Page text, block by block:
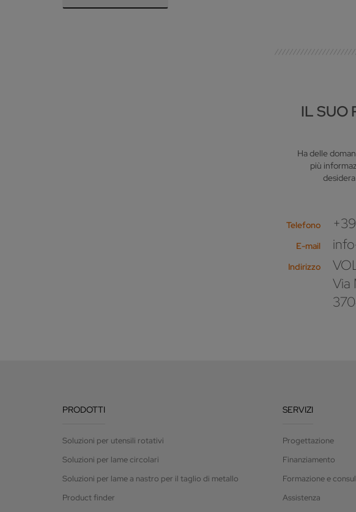
IL SUO
Ha delle
più
Telefono
E-mail
Indirizzo
Via
PRODOTTI
Soluzioni per utensili rotativi
Soluzioni per lame circolari
Soluzioni per lame a nastro per il taglio di metallo
Product finder
SERVIZI
Progettazione
Finanziamento
Formazione e
Assistenza